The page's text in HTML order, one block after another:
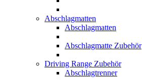
Abschlagmatten
Abschlagmatten
Abschlagmatte Zubehör
Driving Range Zubehör
Abschlagtrenner